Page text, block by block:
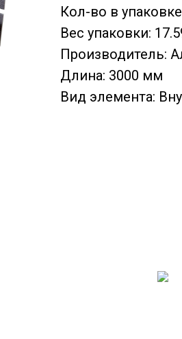
Кол-во в
Вес упаковки:
Производитель:
Длина: 3000 мм
Вид элемента: